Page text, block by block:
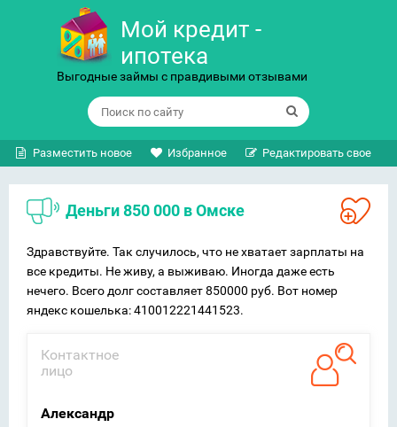
Мой кредит -
ипотека
Выгодные займы с правдивыми отзывами
Разместить новое Избранное Редактировать свое
Деньги 850 000 в Омске
Здравствуйте. Так случилось, что не хватает зарплаты на
все кредиты. Не живу, а выживаю. Иногда даже есть
нечего. Всего долг составляет 850000 руб. Вот номер
яндекс кошелька: 410012221441523.
Контактное
лицо
Александр